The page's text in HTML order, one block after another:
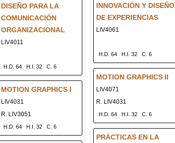
DISEÑO PARA LA
COMUNICACIÓN
ORGANIZACIONAL
LIV4011
H.D. 64 H.I. 32 C. 6
MOTION GRAPHICS I
LIV4031
R. LIV3051
H.D. 64 H.I. 32 C. 6
INNOVACIÓN Y DISEÑO
DE EXPERIENCIAS
LIV4061
H.D. 64 H.I. 32 C. 6
MOTION GRAPHICS II
LIV4071
R. LIV4031
H.D. 64 H.I. 32 C. 6
PRÁCTICAS EN LA